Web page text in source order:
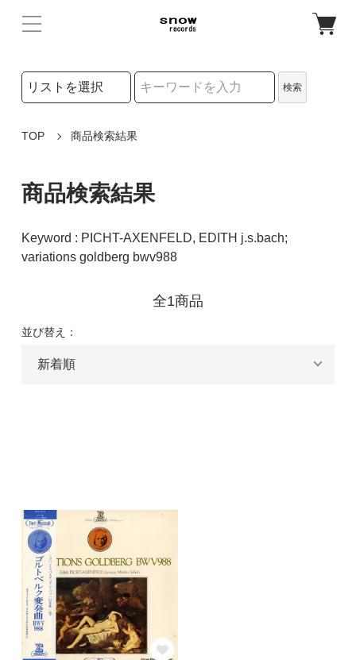
検索リストの選択
検索
TOP 商品検索結果
商品検索結果
Keyword : PICHT-AXENFELD, EDITH j.s.bach;
variations goldberg bwv988
全1商品
並び替え：